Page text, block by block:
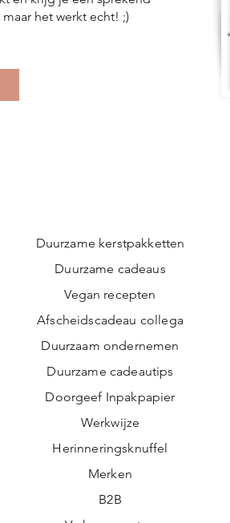
het werkt echt! ;)
Duurzame kerstpakketten
Duurzame cadeaus
Vegan recepten
Afscheidscadeau collega
Duurzaam ondernemen
Duurzame cadeautips
Doorgeef Inpakpapier
Werkwijze
Herinneringsknuffel
Merken
B2B